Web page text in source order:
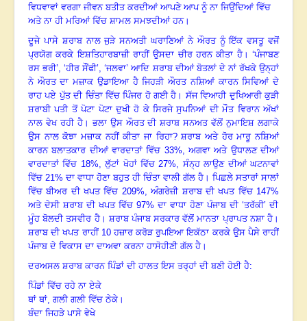
ਵਿਧਵਾਵਾਂ ਵਰਗਾ ਜੀਵਨ ਬਤੀਤ ਕਰਦੀਆਂ ਆਪਣੇ ਆਪ ਨੂੰ ਨਾ ਜਿਉਂਦਿਆਂ ਵਿੱਚ
ਅਤੇ ਨਾ ਹੀ ਮਰਿਆਂ ਵਿੱਚ ਸ਼ਾਮਲ ਸਮਝਦੀਆਂ ਹਨ।
ਦੂਜੇ ਪਾਸੇ ਸ਼ਰਾਬ ਨਾਲ ਜੁੜੇ ਸਨਅਤੀ ਘਰਾਣਿਆਂ ਨੇ ਔਰਤ ਨੂੰ ਇੱਕ ਵਸਤੂ ਵਜੋਂ
ਪ੍ਰਯੋਗ ਕਰਕੇ ਇਸ਼ਤਿਹਾਰਬਾਜ਼ੀ ਰਾਹੀਂ ਉਸਦਾ ਚੀਰ ਹਰਨ ਕੀਤਾ ਹੈ।‘ਪੰਜਾਬਣ
ਰਸ ਭਰੀ’, ‘ਹੀਰ ਸੌਂਫੀ’, ‘ਜਲਵਾ’ ਆਦਿ ਸ਼ਰਾਬ ਦੀਆਂ ਬੋਤਲਾਂ ਦੇ ਨਾਂ ਰੱਖਕੇ ਉਨ੍ਹਾਂ
ਨੇ ਔਰਤ ਦਾ ਮਜ਼ਾਕ ਉਡਾਇਆ ਹੈ ਜਿਹੜੀ ਔਰਤ ਨਸ਼ਿਆਂ ਕਾਰਨ ਸਿਵਿਆਂ ਦੇ
ਰਾਹ ਪਏ ਪੁੱਤ ਦੀ ਚਿੰਤਾ ਵਿੱਚ ਪਿੰਜਰ ਹੋ ਗਈ ਹੈ । ਸੱਜ ਵਿਆਹੀ ਦੁਖਿਆਰੀ ਕੁੜੀ
ਸ਼ਰਾਬੀ ਪਤੀ ਤੋਂ ਪੋਟਾ ਪੋਟਾ ਦੁਖੀ ਹੋ ਕੇ ਸਿਰਜੇ ਸੁਪਨਿਆਂ ਦੀ ਮੌਤ ਵਿਰਾਨ ਅੱਖਾਂ
ਨਾਲ ਵੇਖ ਰਹੀ ਹੈ। ਭਲਾ ਉਸ ਔਰਤ ਦੀ ਸ਼ਰਾਬ ਸਨਅਤ ਵੱਲੋਂ ਨੁਮਾਇਸ਼ ਲਗਾਕੇ
ਉਸ ਨਾਲ ਕੋਝਾ ਮਜ਼ਾਕ ਨਹੀਂ ਕੀਤਾ ਜਾ ਰਿਹਾ?ਸ਼ਰਾਬ ਅਤੇ ਹੋਰ ਮਾਰੂ ਨਸ਼ਿਆਂ
ਕਾਰਨ ਬਲਾਤਕਾਰ ਦੀਆਂ ਵਾਰਦਾਤਾਂ ਵਿੱਚ 33%,ਅਗਵਾ ਅਤੇ ਉਧਾਲਣ ਦੀਆਂ
ਵਾਰਦਾਤਾਂ ਵਿੱਚ 18%,ਲੁੱਟਾਂ ਖੋਹਾਂ ਵਿੱਚ27%, ਸੰਨ੍ਹ ਲਾਉਣ ਦੀਆਂ ਘਟਨਾਵਾਂ
ਵਿੱਚ 21% ਦਾ ਵਾਧਾ ਹੋਣਾ ਬਹੁਤ ਹੀ ਚਿੰਤਾ ਵਾਲੀ ਗੱਲ ਹੈ । ਪਿਛਲੇ ਸਤਾਰਾਂ ਸਾਲਾਂ
ਵਿੱਚ ਬੀਅਰ ਦੀ ਖਪਤ ਵਿੱਚ 209%,ਅੰਗਰੇਜ਼ੀ ਸ਼ਰਾਬ ਦੀ ਖਪਤ ਵਿੱਚ 147%
ਅਤੇ ਦੇਸੀ ਸ਼ਰਾਬ ਦੀ ਖਪਤ ਵਿੱਚ 97% ਦਾ ਵਾਧਾ ਹੋਣਾ ਪੰਜਾਬ ਦੀ ‘ਤਰੱਕੀ’ ਦੀ
ਮੂੰਹ ਬੋਲਦੀ ਤਸਵੀਰ ਹੈ। ਸ਼ਰਾਬ ਪੰਜਾਬ ਸਰਕਾਰ ਵੱਲੋਂ ਮਾਨਤਾ ਪ੍ਰਾਪਤ ਨਸ਼ਾ ਹੈ ।
ਸ਼ਰਾਬ ਦੀ ਖਪਤ ਰਾਹੀਂ 10ਹਜ਼ਾਰ ਕਰੋੜ ਰੁਪਇਆ ਇਕੱਠਾ ਕਰਕੇ ਉਸ ਪੈਸੇ ਰਾਹੀਂ
ਪੰਜਾਬ ਦੇ ਵਿਕਾਸ ਦਾ ਦਾਅਵਾ ਕਰਨਾ ਹਾਸੋਹੀਣੀ ਗੱਲ ਹੈ ।
ਦਰਅਸਲ ਸ਼ਰਾਬ ਕਾਰਨ ਪਿੰਡਾਂ ਦੀ ਹਾਲਤ ਇਸ ਤਰ੍ਹਾਂ ਦੀ ਬਣੀ ਹੋਈ ਹੈ:
ਪਿੰਡਾਂ ਵਿੱਚ ਰਹੇ ਨਾ ਏਕੇ
ਥਾਂ ਥਾਂ, ਗਲੀ ਗਲੀ ਵਿੱਚ ਠੇਕੇ ।
ਬੰਦਾ ਜਿਹੜੇ ਪਾਸੇ ਵੇਖੇ